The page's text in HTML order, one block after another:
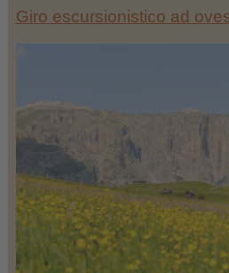
Giro escursionistico ad